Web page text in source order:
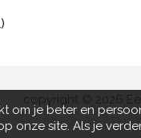
om je beter en
onze site. Als je
copyright © 2026